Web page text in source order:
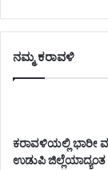
ನಮ್ಮ ಕರಾವಳಿ
ಕರಾವಳಿಯಲ್ಲಿ ಭಾರೀ
ಉಡುಪಿ